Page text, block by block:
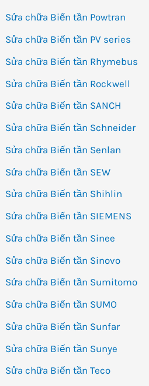
Sửa chữa Biến tần Powtran
Sửa chữa Biến tần PV series
Sửa chữa Biến tần Rhymebus
Sửa chữa Biến tần Rockwell
Sửa chữa Biến tần SANCH
Sửa chữa Biến tần Schneider
Sửa chữa Biến tần Senlan
Sửa chữa Biến tần SEW
Sửa chữa Biến tần Shihlin
Sửa chữa Biến tần SIEMENS
Sửa chữa Biến tần Sinee
Sửa chữa Biến tần Sinovo
Sửa chữa Biến tần Sumitomo
Sửa chữa Biến tần SUMO
Sửa chữa Biến tần Sunfar
Sửa chữa Biến tần Sunye
Sửa chữa Biến tần Teco